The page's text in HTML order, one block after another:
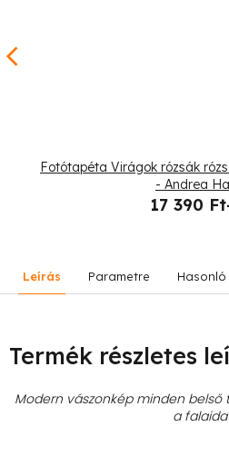
Fotótapéta Virágok rózsák
- Andrea
17 390
Leírás Parametre Hasonló
Termék részletes
Modern vászonkép minden belső
a